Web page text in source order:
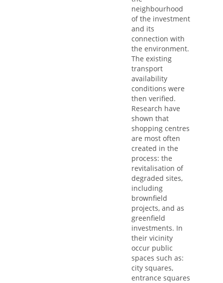
neighbourhood
of the investment
and its
connection with
the environment.
The existing
transport
availability
conditions were
then verified.
Research have
shown that
shopping centres
are most often
created in the
process: the
revitalisation of
degraded sites,
including
brownfield
projects, and as
greenfield
investments. In
their vicinity
occur public
spaces such as:
city squares,
entrance squares